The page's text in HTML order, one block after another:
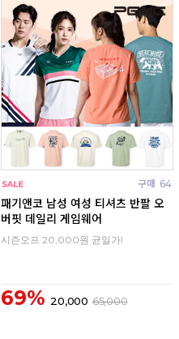
구매 64
패기앤코 남성 여성 티셔츠 반팔 오
버핏 데일리 게임웨어
시즌오프 20,000원 균일가!
69% 20,000 65,000